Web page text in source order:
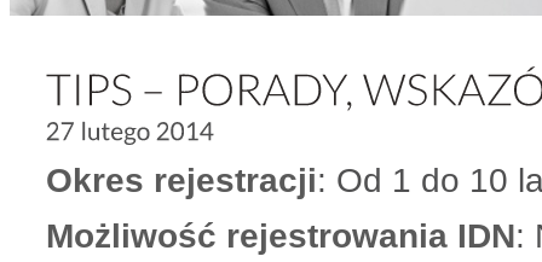
Okres rejestracji: Od 1 do 10
Możliwość rejestrowania IDN: